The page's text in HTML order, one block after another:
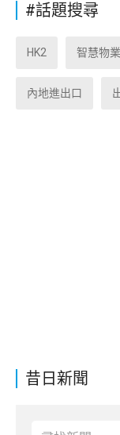
昔日新聞
#話題搜尋
HK2 智慧物
內地進出口